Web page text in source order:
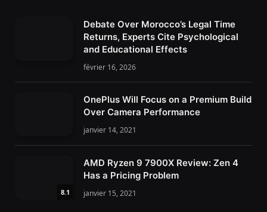
Debate Over Morocco’s Legal Time
Returns, Experts Cite Psychological
and Educational Effects
février 16, 2026
OnePlus Will Focus on a Premium Build
Over Camera Performance
janvier 14, 2021
8.1
AMD Ryzen 9 7900X Review: Zen 4
Has a Pricing Problem
janvier 15, 2021